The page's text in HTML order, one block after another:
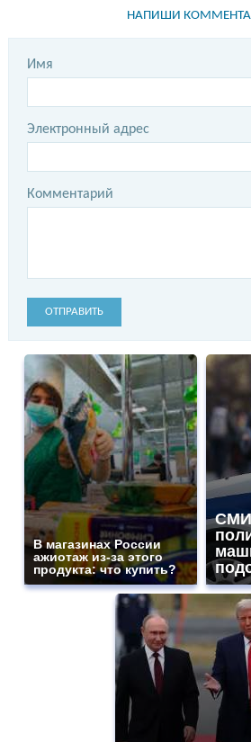
НАПИШИ
Имя
Электронный адрес
Комментарий
ОТПРАВИТЬ
В магазинах России
ажиотаж из-за этого
продукта: что купить?